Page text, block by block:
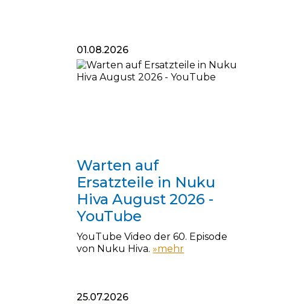
01.08.2026
Warten auf
Ersatzteile in Nuku
Hiva August 2026 -
YouTube
YouTube Video der 60. Episode
von Nuku Hiva.»mehr
25.07.2026